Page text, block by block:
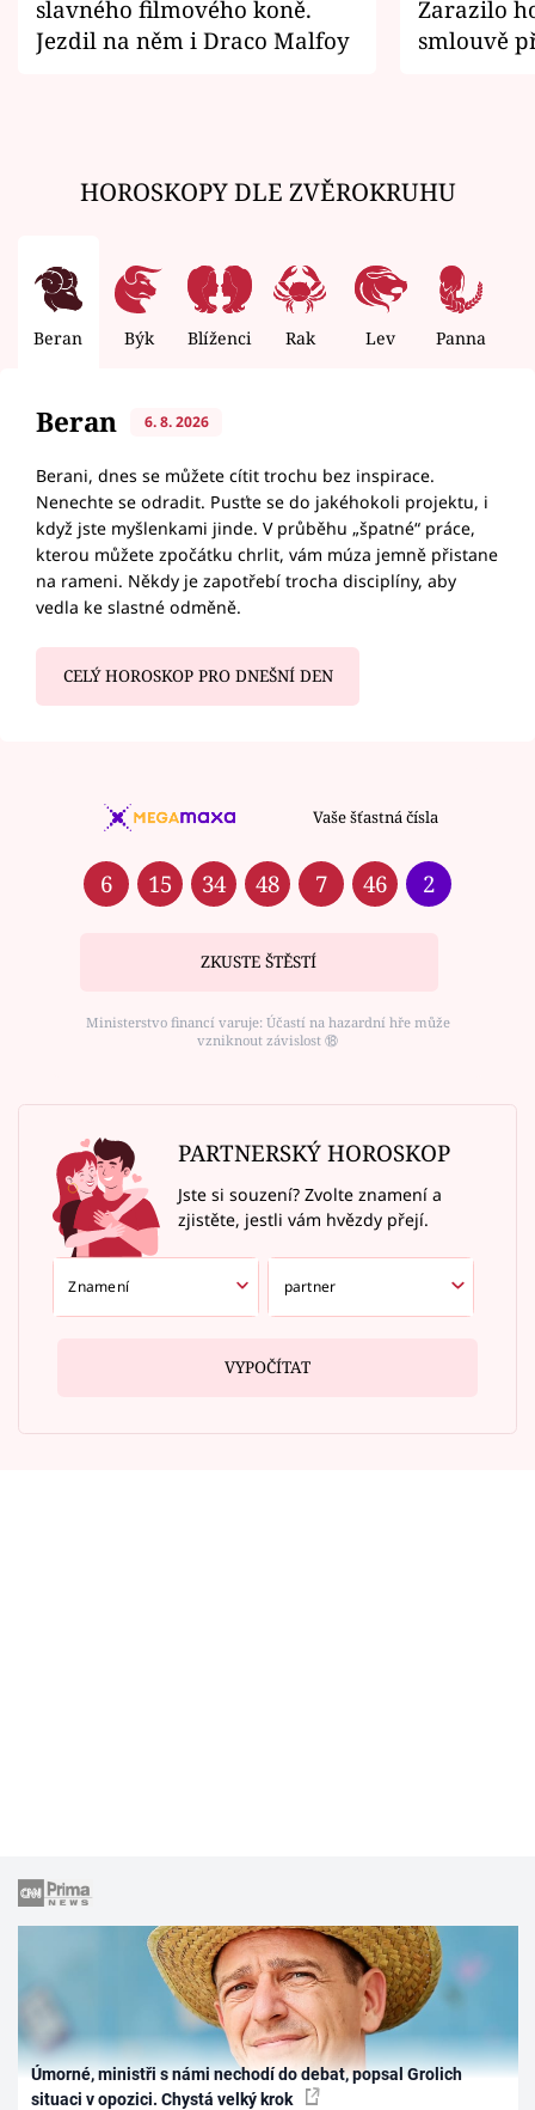
slavného filmového koně.
Jezdil na něm i Draco Malfoy
Zarazilo
smlouvě
HOROSKOPY DLE ZVĚROKRUHU
Beran Býk Blíženci Rak Lev Panna
Beran 6. 8. 2026
Berani, dnes se můžete cítit trochu bez inspirace.
Nenechte se odradit. Pusťte se do jakéhokoli projektu, i
když jste myšlenkami jinde. V průběhu „špatné“ práce,
kterou můžete zpočátku chrlit, vám múza jemně přistane
na rameni. Někdy je zapotřebí trocha disciplíny, aby
vedla ke slastné odměně.
CELÝ HOROSKOP PRO DNEŠNÍ DEN
Vaše šťastná čísla
6 15 34 48 7 46 2
ZKUSTE ŠTĚSTÍ
Ministerstvo financí varuje: Účastí na hazardní hře může
vzniknout závislost ⑱
PARTNERSKÝ HOROSKOP
Jste si souzení? Zvolte znamení a
zjistěte, jestli vám hvězdy přejí.
VYPOČÍTAT
Úmorné, ministři s námi nechodí do debat, popsal Grolich
situaci v opozici. Chystá velký krok